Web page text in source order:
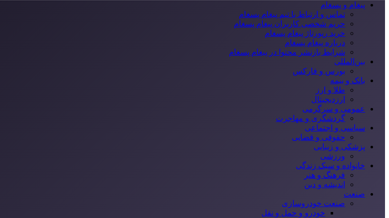
پیغام و پسغام
تماس و ارتباط با تیم پیغام پسغام
حریم شخصی کاربران پیغام پسغام
خرید رپورتاژ پیغام پسغام
درباره پیغام پسغام
شرایط بازنشر محتوا در پیغام پسغام
بین‌المللی
بورس و فارکس
بانک و بیمه
طلا و ارز
ارزدیجیتال
عمومی و سرگرمی
گردشگری و مهاجرت
سیاسی و اجتماعی
حقوقی و قضایی
پزشکی و زیبایی
ورزشی
خانواده و سبک زندگی
فرهنگ و هنر
اندیشه و دین
صنعت
صنعت خودروسازی
خودرو و حمل و نقل